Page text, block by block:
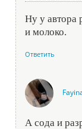
Ну у автора
и молоко.
Ответить
А сода и